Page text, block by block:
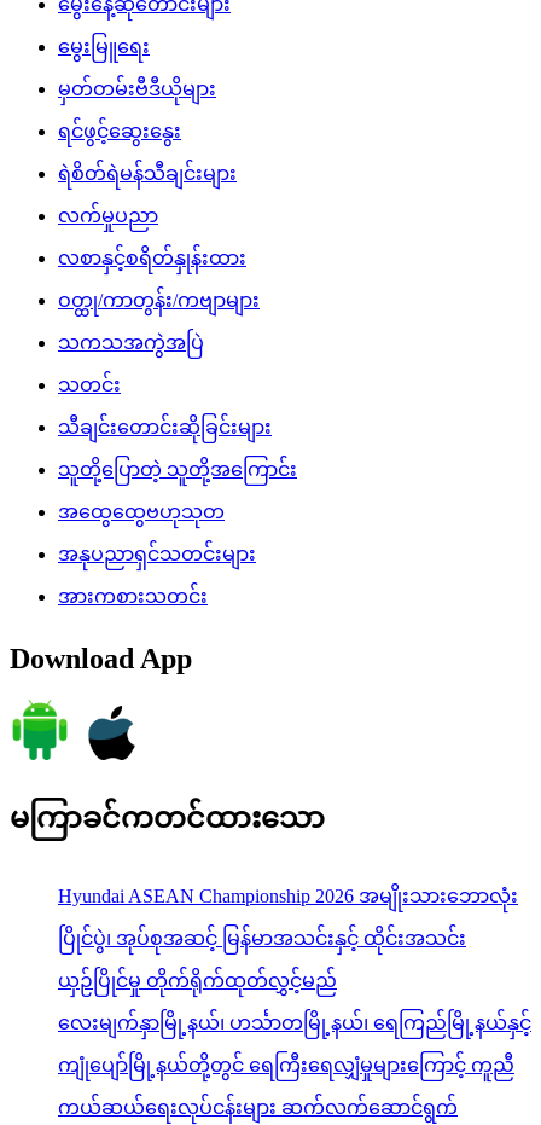
မွေးမြူရေး
မှတ်တမ်းဗီဒီယိုများ
ရင်ဖွင့်ဆွေးနွေး
ရဲစိတ်ရဲမန်သီချင်းများ
လက်မှုပညာ
လစာနှင့်စရိတ်နှုန်းထား
ဝတ္ထု/ကာတွန်း/ကဗျာများ
သကသအကွဲအပြဲ
သတင်း
သီချင်းတောင်းဆိုခြင်းများ
သူတို့ပြောတဲ့ သူတို့အကြောင်း
အထွေထွေဗဟုသုတ
အနုပညာရှင်သတင်းများ
အားကစားသတင်း
Download App
မကြာခင်ကတင်ထားသော
Hyundai ASEAN Championship 2026 အမျိုးသားဘောလုံး
ပြိုင်ပွဲ၊ အုပ်စုအဆင့် မြန်မာအသင်းနှင့် ထိုင်းအသင်း
ယှဉ်ပြိုင်မှု တိုက်ရိုက်ထုတ်လွှင့်မည်
လေးမျက်နှာမြို့နယ်၊ ဟင်္သာတမြို့နယ်၊ ရေကြည်မြို့နယ်နှင့်
ကျုံပျော်မြို့နယ်တို့တွင် ရေကြီးရေလျှံမှုများကြောင့် ကူညီ
ကယ်ဆယ်ရေးလုပ်ငန်းများ ဆက်လက်ဆောင်ရွက်